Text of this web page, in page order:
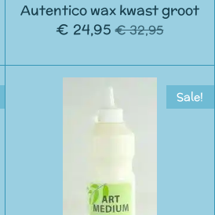
Autentico wax kwast groot
€ 24,95 € 32,95
Sale!